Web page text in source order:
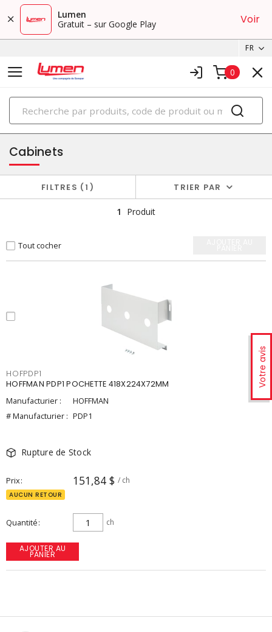
Lumen
Gratuit – sur Google Play
Voir
FR
0
PRODUITS
boîtiers et cabinets
Votre avis
Cabinets
FILTRES 1 TRIER PAR
1 Produit
Tout cocher
HOFPDP1
HOFFMAN PDP1 POCHETTE 418X224X72MM
Manufacturier :
HOFFMAN
# Manufacturier : PDP1
Rupture de Stock
Prix 151,84 $ / ch
AUCUN RETOUR
Quantité ch
AJOUTER AU
PANIER